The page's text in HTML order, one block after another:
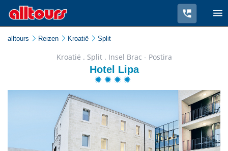
alltours Reizen Kroatië Split
Kroatië . Split . Insel Brac - Postira
Hotel Lipa